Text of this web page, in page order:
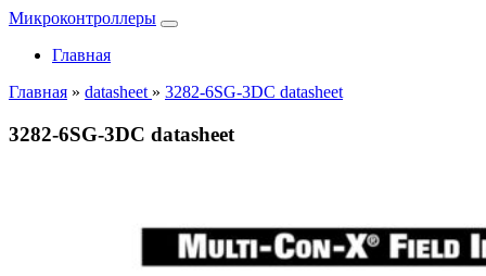
Микроконтроллеры
Главная
Главная » datasheet » 3282-6SG-3DC datasheet
3282-6SG-3DC datasheet